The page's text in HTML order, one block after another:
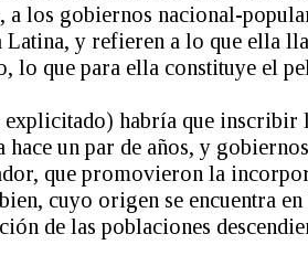
los gobiernos nacional-
y refieren a lo que ella
lo que para ella constituye el
habría que inscribir
un par de años, y
que promovieron la
cuyo origen se encuentra en
de las poblaciones